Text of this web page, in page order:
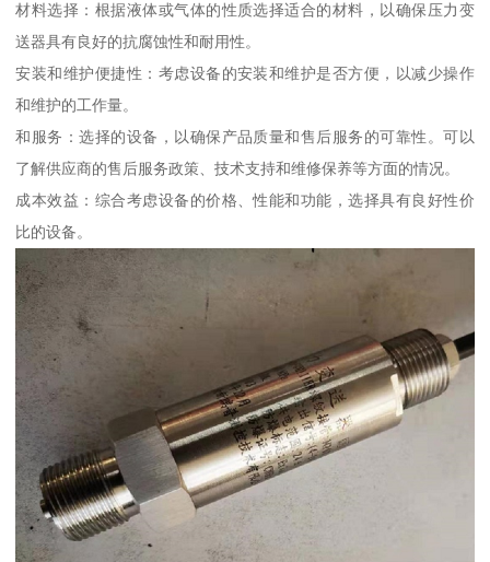
材料选择：根据液体或气体的性质选择适合的材料，以确保压力变
送器具有良好的抗腐蚀性和耐用性。
安装和维护便捷性：考虑设备的安装和维护是否方便，以减少操作
和维护的工作量。
和服务：选择的设备，以确保产品质量和售后服务的可靠性。可以
了解供应商的售后服务政策、技术支持和维修保养等方面的情况。
成本效益：综合考虑设备的价格、性能和功能，选择具有良好性价
比的设备。